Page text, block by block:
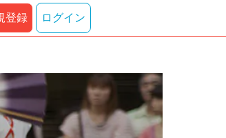
登録 ログイン